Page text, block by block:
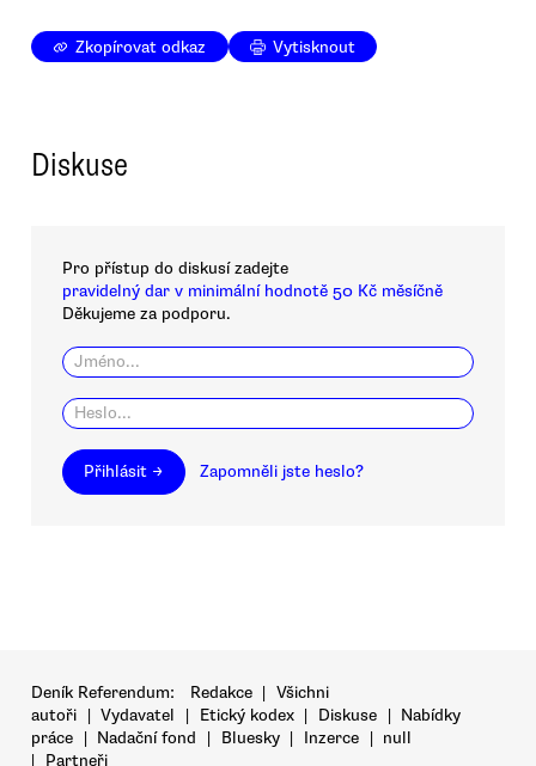
Zkopírovat odkaz Vytisknout
Diskuse
Pro přístup do diskusí zadejte
pravidelný dar v minimální hodnotě 50 Kč měsíčně
Děkujeme za podporu.
Přihlásit → Zapomněli jste heslo?
Deník Referendum: Redakce | Všichni
autoři | Vydavatel | Etický kodex | Diskuse | Nabídky
práce | Nadační fond | Bluesky | Inzerce | null
|
Partneři